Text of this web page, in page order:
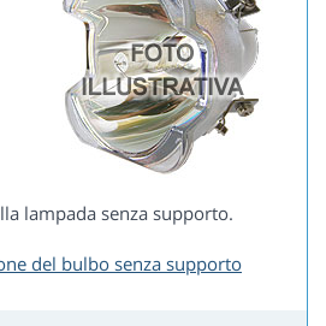
lampada senza supporto.
del bulbo senza supporto